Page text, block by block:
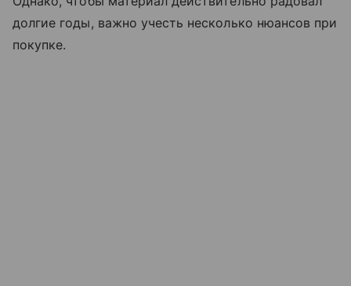
долгие годы, важно учесть несколько нюансов при
покупке.